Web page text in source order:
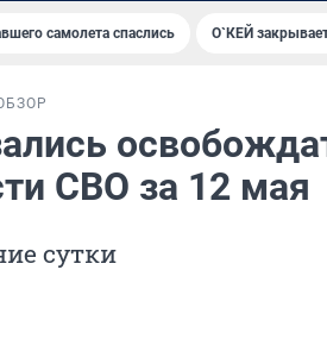
самолета спаслись О`КЕЙ
СВО за 12 мая
сутки